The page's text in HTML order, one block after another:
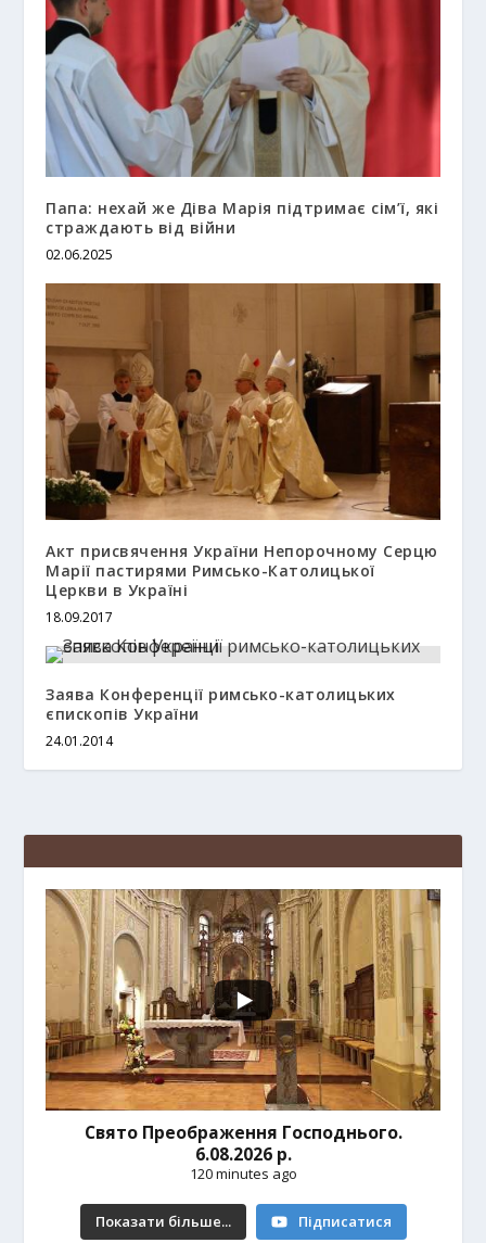
Папа: нехай же Діва Марія підтримає сім’ї, які
страждають від війни
02.06.2025
Акт присвячення України Непорочному Серцю
Марії пастирями Римсько-Католицької
Церкви в Україні
18.09.2017
Заява Конференції римсько-католицьких
єпископів України
24.01.2014
Свято Преображення Господнього.
6.08.2026 р.
120 minutes ago
Показати більше... Підписатися